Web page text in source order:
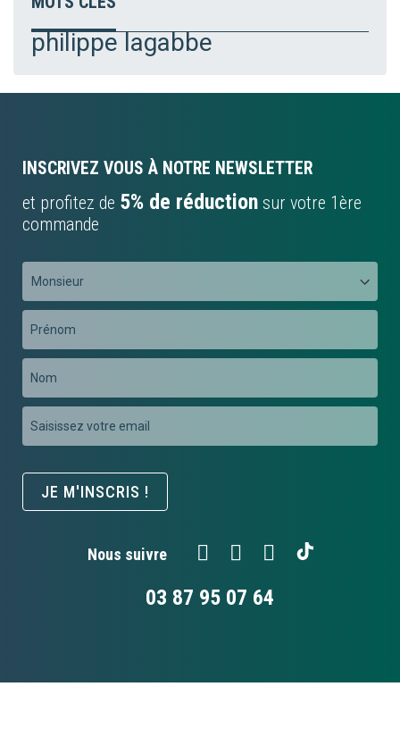
philippe lagabbe
INSCRIVEZ VOUS À NOTRE NEWSLETTER
et profitez de 5% de réduction sur votre 1ère
commande
newsletter
JE M'INSCRIS !
Nous suivre
03 87 95 07 64